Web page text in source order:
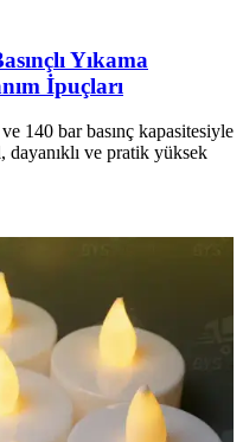
Yıkama
İpuçları
140 bar basınç kapasitesiyle
dayanıklı ve pratik yüksek